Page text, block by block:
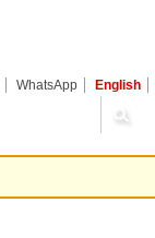
WhatsApp English